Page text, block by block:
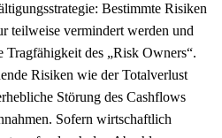
Bestimmte Risiken
teilweise vermindert werden und
Tragfähigkeit des „Risk Owners“.
Risiken wie der Totalverlust
Störung des Cashflows
Sofern wirtschaftlich